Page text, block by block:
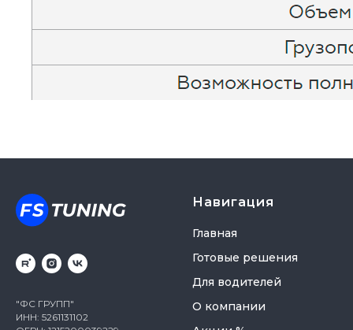
"ФС ГРУПП"
ИНН: 5261131102
Навигация
Главная
Готовые решения
Для водителей
О компании